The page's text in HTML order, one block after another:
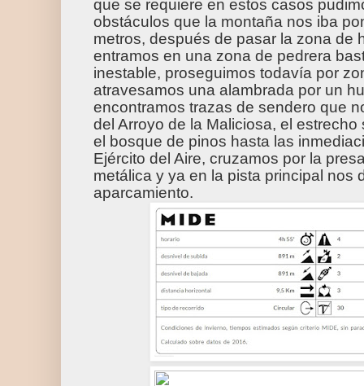
que se requiere en estos casos
obstáculos que la montaña nos iba
metros, después de pasar la zona de
entramos en una zona de pedrera
inestable, proseguimos todavía por
atravesamos una alambrada por un
encontramos trazas de sendero que
del Arroyo de la Maliciosa, el
el bosque de pinos hasta las
Ejército del Aire, cruzamos por la
metálica y ya en la pista principal nos
aparcamiento.